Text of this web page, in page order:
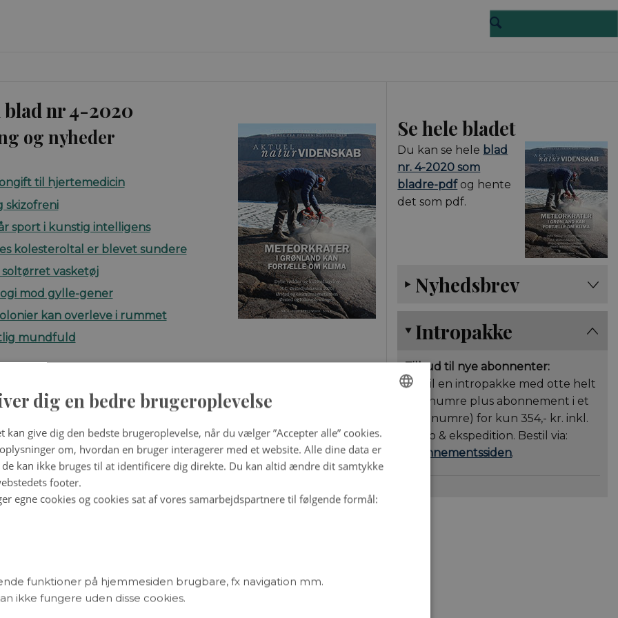
nr 4-2020
og nyheder
til hjertemedicin
skizofreni
sport i kunstig intelligens
kolesteroltal er blevet sundere
vasketøj
mod gylle-gener
kan overleve i rummet
mundfuld
fik fat i Danmark
har vi set betydelige forandringer i det danske klima – højere
og stigende nedbør. For samme periode viser det sig
antallet af de kraftigste storme er steget.
H. Mernild, John Cappelen og Mikael Scharling
– et spadestik tættere på bæredygtig produktion?
projektet, hvor de har udviklet helt nye faciliteter til at studere
og Kristian Thorup-Kristensen
Se hele bladet
Du kan se hele blad
nr. 4-2020 som
bladre-pdfog hente
det som pdf.
Nyhedsbrev
Intropakke
Tilbud til nye abonnenter:
Bestil en intropakke med otte helt
nye numre plus abonnement i et
år (6 numre) for kun 354,- kr. inkl.
porto & ekspedition. Bestil via:
abonnementssiden.
DANISH
dig en bedre brugeroplevelse
kan give dig den bedste brugeroplevelse, når du vælger ”Accepter alle” cookies.
om, hvordan en bruger interagerer med et website. Alle dine data er
kan ikke bruges til at identificere dig direkte. Du kan altid ændre dit samtykke
footer.
egne cookies og cookies sat af vores samarbejdspartnere til følgende formål:
funktioner på hjemmesiden brugbare, fx navigation mm.
ikke fungere uden disse cookies.